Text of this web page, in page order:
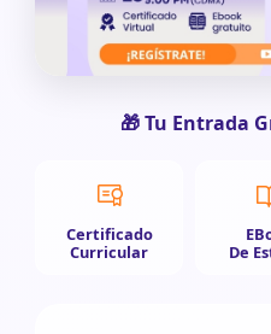
🎁 Tu Entrada
Certificado
Curricular
De